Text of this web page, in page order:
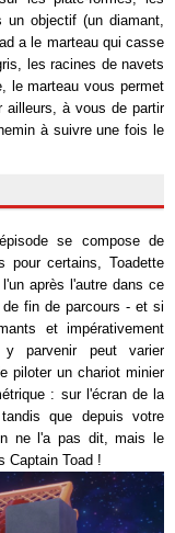
un objectif (un diamant,
a le marteau qui casse
les racines de navets
le marteau vous permet
ailleurs, à vous de partir
à suivre une fois le
se compose de
pour certains, Toadette
après l'autre dans ce
fin de parcours - et si
et impérativement
parvenir peut varier
piloter un chariot minier
: sur l'écran de la
que depuis votre
ne l'a pas dit, mais le
Captain Toad !